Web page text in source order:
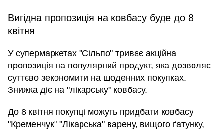
Вигідна пропозиція на ковбасу буде до 8
квітня
У супермаркетах "Сільпо" триває акційна
пропозиція на популярний продукт, яка дозволяє
суттєво зекономити на щоденних покупках.
Знижка діє на "лікарську" ковбасу.
До 8 квітня покупці можуть придбати ковбасу
"Кременчук" "Лікарська" варену, вищого ґатунку,